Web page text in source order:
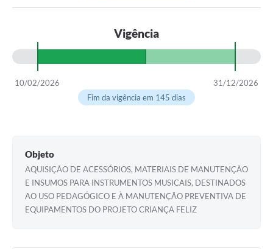
Vigência
10/02/2026
31/12/2026
Fim da vigência em 145 dias
Objeto
AQUISIÇÃO DE ACESSÓRIOS, MATERIAIS DE MANUTENÇÃO
E INSUMOS PARA INSTRUMENTOS MUSICAIS, DESTINADOS
AO USO PEDAGÓGICO E À MANUTENÇÃO PREVENTIVA DE
EQUIPAMENTOS DO PROJETO CRIANÇA FELIZ